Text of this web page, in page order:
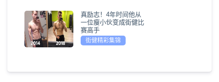
真励志！4年时间他从
一位瘦小伙变成街健比
赛高手
街健精彩集锦